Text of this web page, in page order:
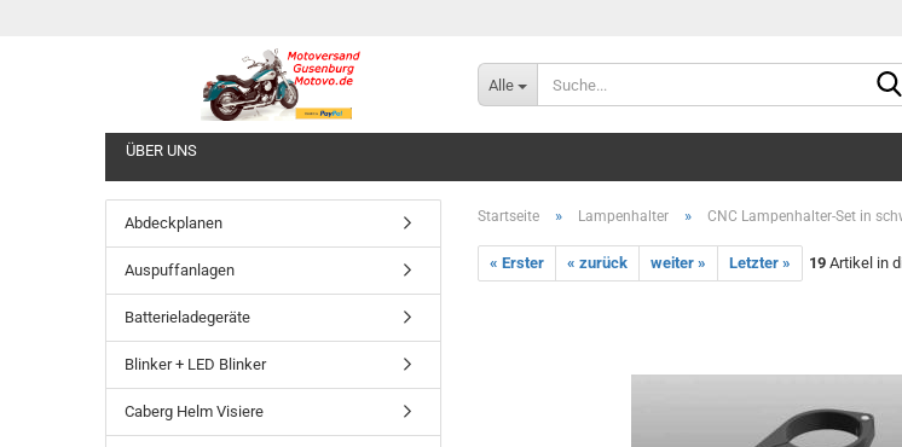
Alle
ÜBER UNS
Startseite » Lampenhalter » CNC Lampenhalter-Set in
« Erster « zurück weiter » Letzter » 19Artikel in
Abdeckplanen
Auspuffanlagen
Batterieladegeräte
Blinker + LED Blinker
Caberg Helm Visiere